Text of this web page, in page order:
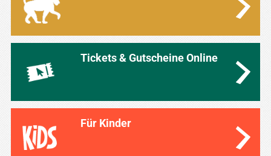
Tickets & Gutscheine Online
Für Kinder